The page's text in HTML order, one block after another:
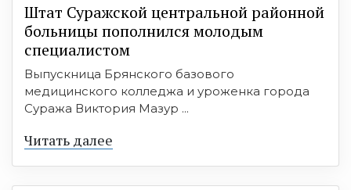
Штат Суражской центральной районной
больницы пополнился молодым
специалистом
Выпускница Брянского базового
медицинского колледжа и уроженка города
Суража Виктория Мазур ...
Читать далее